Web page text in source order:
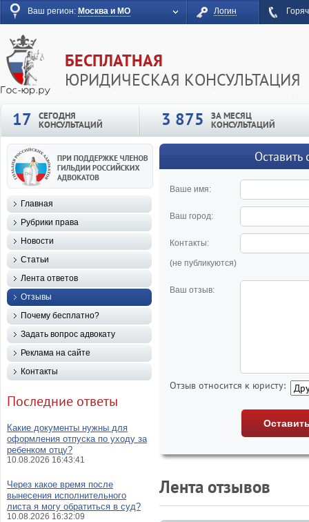
Ваш регион: Москва и МО Логин
БЕСПЛАТНАЯ
ЮРИДИЧЕСКАЯ КОНСУЛЬТАЦИЯ
17
СЕГОДНЯ
КОНСУЛЬТАЦИЙ 3 875 ЗА МЕСЯЦ
КОНСУЛЬТАЦИЙ
Ваше имя:
Ваш город:
Контакты:
(не публикуются)
Ваш отзыв:
Отзыв относится к юристу:
Лента отзывов
Главная
Рубрики права
Новости
Статьи
Лента ответов
Отзывы
Почему бесплатно?
Задать вопрос адвокату
Реклама на сайте
Контакты
Последние ответы
Какие документы нужны для
оформления отпуска по уходу за
ребенком отцу?
10.08.2026 16:43:41
Через какое время после
вынесения исполнительного
листа я могу обратиться в суд?
10.08.2026 16:32:09